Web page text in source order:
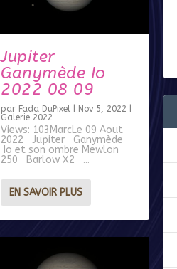
Jupiter
Ganymède Io
2022 08 09
par Fada DuPixel Nov 5, 2022
Galerie 2022
Views: 103MarcLe 09 Aout
2022 Jupiter Ganymède
Io et son ombre Mewlon
250 Barlow X2 ...
EN SAVOIR PLUS